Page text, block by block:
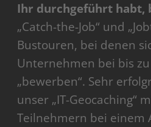
Ihr durchgeführt habt,
„Catch-the-Job“ und
Bustouren, bei denen
Unternehmen bei bis
„bewerben“. Sehr
unser „IT-Geocaching“
Teilnehmern bei einem